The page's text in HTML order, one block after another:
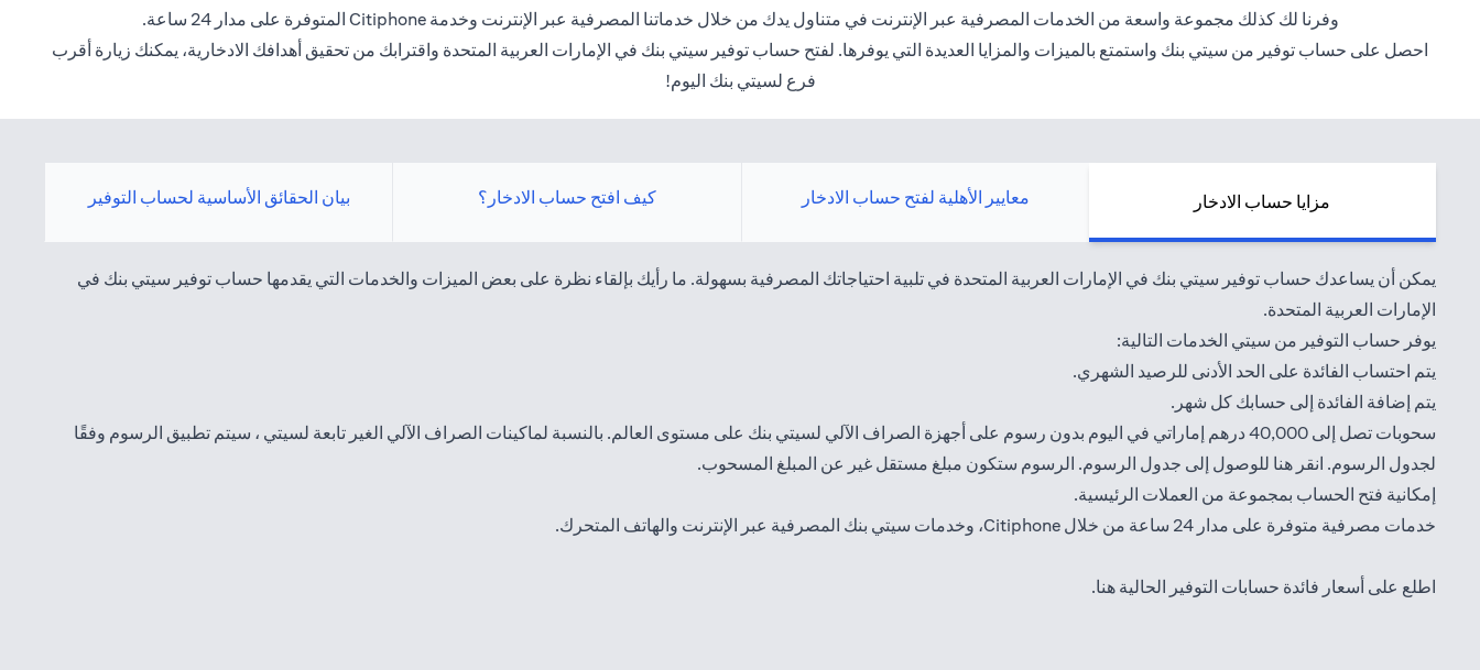
وفرنا لك كذلك مجموعة واسعة من الخدمات المصرفية عبر الإنترنت في متناول يدك من خلال خدماتنا المصرفية عبر الإنترنت وخدمة Citiphone المتوفرة على مدار 24 ساعة.
احصل على حساب توفير من سيتي بنك واستمتع بالميزات والمزايا العديدة التي يوفرها. لفتح حساب توفير سيتي بنك في الإمارات العربية المتحدة واقترابك من تحقيق أهدافك الادخارية، يمكنك زيارة أقرب
فرع لسيتي بنك اليوم!
مزايا حساب الادخار معايير الأهلية لفتح حساب الادخار كيف افتح حساب الادخار؟ بيان الحقائق الأساسية لحساب التوفير
يمكن أن يساعدك حساب توفير سيتي بنك في الإمارات العربية المتحدة في تلبية احتياجاتك المصرفية بسهولة. ما رأيك بإلقاء نظرة على بعض الميزات والخدمات التي يقدمها حساب توفير سيتي بنك في
الإمارات العربية المتحدة.
يوفر حساب التوفير من سيتي الخدمات التالية:
يتم احتساب الفائدة على الحد الأدنى للرصيد الشهري.
يتم إضافة الفائدة إلى حسابك كل شهر.
سحوبات تصل إلى 40,000 درهم إماراتي في اليوم بدون رسوم على أجهزة الصراف الآلي لسيتي بنك على مستوى العالم. بالنسبة لماكينات الصراف الآلي الغير تابعة لسيتي ، سيتم تطبيق الرسوم وفقًا
لجدول الرسوم. انقر هنا للوصول إلى جدول الرسوم. الرسوم ستكون مبلغ مستقل غير عن المبلغ المسحوب.
إمكانية فتح الحساب بمجموعة من العملات الرئيسية.
خدمات مصرفية متوفرة على مدار 24 ساعة من خلال Citiphone، وخدمات سيتي بنك المصرفية
عبر الإنترنت (opens in a new tab)والهاتف المتحرك.
اطلع على أسعار فائدة حسابات التوفير الحالية هنا(opens in a new tab).